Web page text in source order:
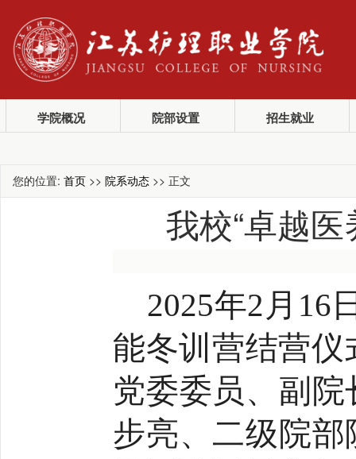
学院概况 院部设置 招生就业
您的位置: 首页 >> 院系动态 >> 正文
我校“卓越
2025年2月16
能冬训营结营仪
党委委员、副
步亮、二级院